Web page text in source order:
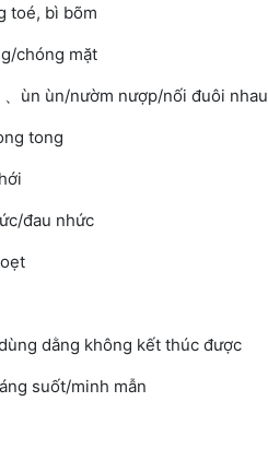
toé, bì bõm
chóng mặt
ùn ùn/nườm nượp/nối đuôi nhau
tong
đau nhức
dằng không kết thúc được
suốt/minh mẫn